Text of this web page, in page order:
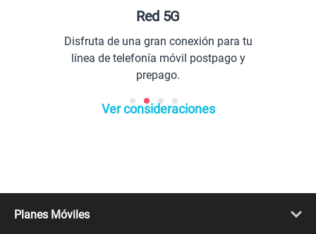
Red 5G
Disfruta de una gran conexión para tu
línea de telefonía móvil postpago y
prepago.
Ver consideraciones
Planes Móviles